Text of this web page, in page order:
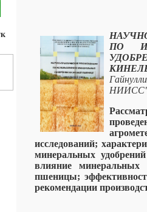
ПО
исследований;
минеральных
влияние минеральных
пшеницы;
рекомендации